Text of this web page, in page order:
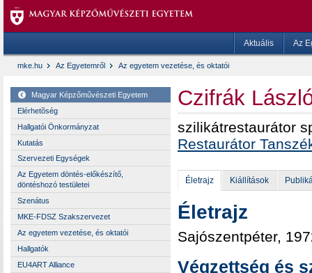
Aktuális Az
mke.hu Az Egyetemről Az egyetem vezetése, és oktatói
Magyar Képzőművészeti Egyetem
Elérhetõség
Hallgatói Önkormányzat
Kutatás
Szervezeti Egységek
Az Egyetem döntés-előkészítő,
döntéshozó testületei
Szenátus
MKE-FDSZ Szakszervezet
Az egyetem vezetése, és oktatói
Hallgatók
EU4ART Alliance
Czifrák
szilikátrestaurátor
Restaurátor
Életrajz Kiállítások
Életrajz
Sajószentpéter,
Végzettség és